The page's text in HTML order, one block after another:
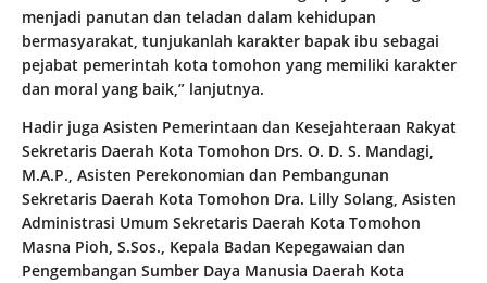
menjadi panutan dan teladan dalam kehidupan
bermasyarakat, tunjukanlah karakter bapak ibu sebagai
pejabat pemerintah kota tomohon yang memiliki karakter
dan moral yang baik,” lanjutnya.
Hadir juga Asisten Pemerintaan dan Kesejahteraan Rakyat
Sekretaris Daerah Kota Tomohon Drs. O. D. S. Mandagi,
M.A.P., Asisten Perekonomian dan Pembangunan
Sekretaris Daerah Kota Tomohon Dra. Lilly Solang, Asisten
Administrasi Umum Sekretaris Daerah Kota Tomohon
Masna Pioh, S.Sos., Kepala Badan Kepegawaian dan
Pengembangan Sumber Daya Manusia Daerah Kota